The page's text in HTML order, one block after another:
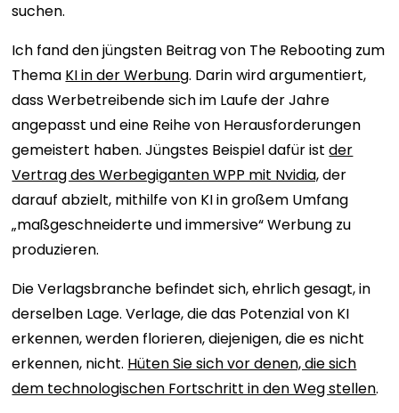
suchen.
Ich fand den jüngsten Beitrag von The Rebooting zum
Thema KI in der Werbung. Darin wird argumentiert,
dass Werbetreibende sich im Laufe der Jahre
angepasst und eine Reihe von Herausforderungen
gemeistert haben. Jüngstes Beispiel dafür istder
Vertrag des Werbegiganten WPP mit Nvidia,der
darauf abzielt, mithilfe von KI in großem Umfang
„maßgeschneiderte und immersive“ Werbung zu
produzieren.
Die Verlagsbranche befindet sich, ehrlich gesagt, in
derselben Lage. Verlage, die das Potenzial von KI
erkennen, werden florieren, diejenigen, die es nicht
erkennen, nicht. Hüten Sie sich vor denen, die sich
dem technologischen Fortschritt in den Weg stellen.